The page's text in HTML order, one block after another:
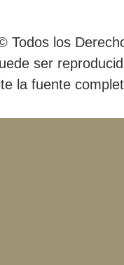
Todos los
ser
la fuente